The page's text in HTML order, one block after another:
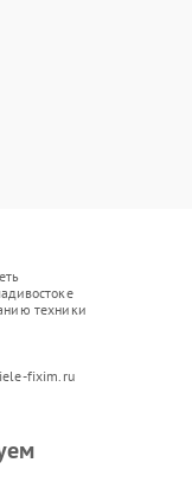
техники
fixim.ru